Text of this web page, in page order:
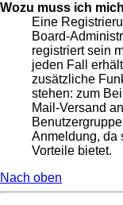
Wozu muss ich
Eine
Board-
registriert sein
jeden Fall
zusätzliche
stehen: zum
Mail-Versand
Anmeldung, da
Vorteile bietet.
Nach oben